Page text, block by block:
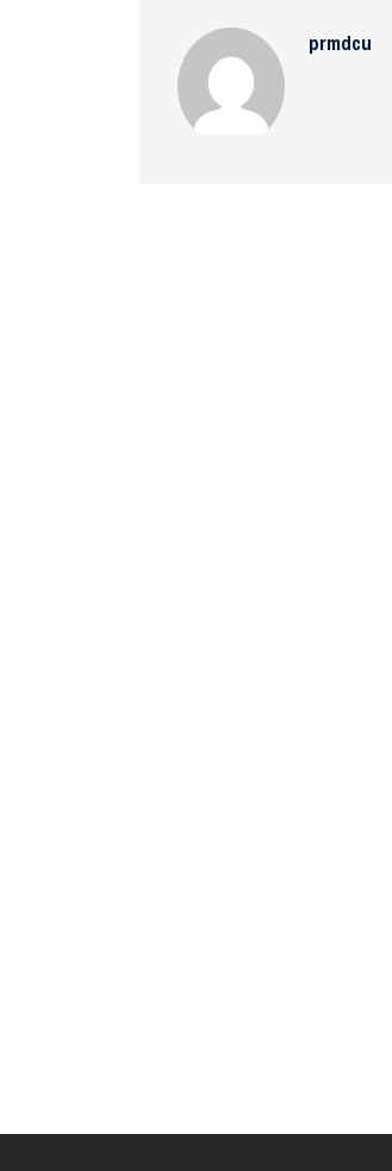
prmdcu